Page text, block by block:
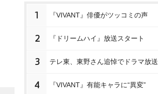
1 『VIVANT』俳優がツッコミの声
2 『ドリームハイ』放送スタート
3 テレ東、東野さん追悼でドラマ放送
4 『VIVANT』有能キャラに“異変”